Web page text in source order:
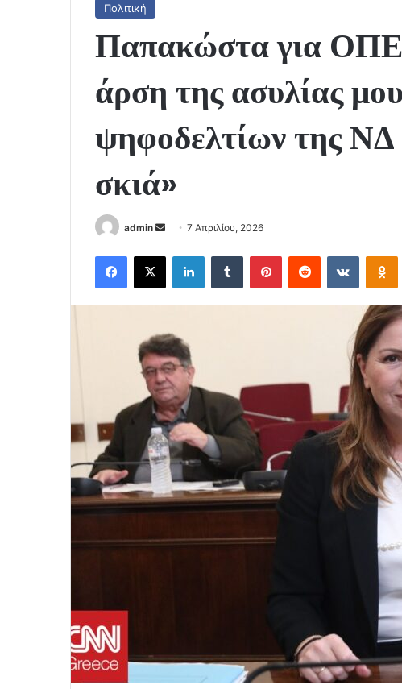
Πολιτική
Παπακώστα για
άρση της ασυλίας
ψηφοδελτίων της ΝΔ
σκιά»
admin
Send
email
7 Απριλίου, 2026
Facebook
X LinkedInTumblr PinterestReddit